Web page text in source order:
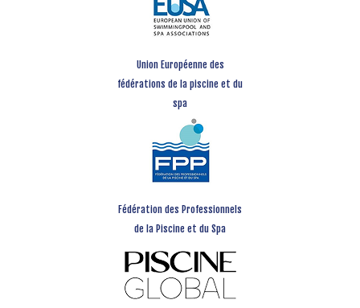
Union Européenne des
fédérations de la piscine et du
spa
Fédération des Professionnels
de la Piscine et du Spa